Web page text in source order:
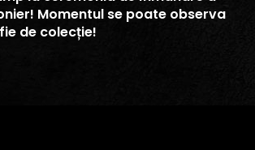
Momentul se poate observa
de colecție!